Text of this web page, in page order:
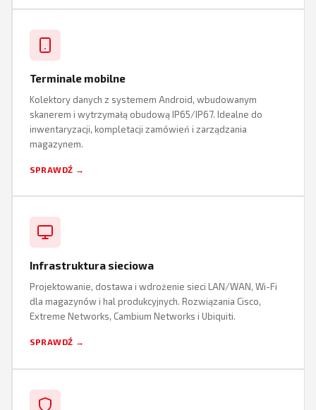
Terminale mobilne
Kolektory danych z systemem Android, wbudowanym
skanerem i wytrzymałą obudową IP65/IP67. Idealne do
inwentaryzacji, kompletacji zamówień i zarządzania
magazynem.
SPRAWDŹ →
Infrastruktura sieciowa
Projektowanie, dostawa i wdrożenie sieci LAN/WAN, Wi-Fi
dla magazynów i hal produkcyjnych. Rozwiązania Cisco,
Extreme Networks, Cambium Networks i Ubiquiti.
SPRAWDŹ →